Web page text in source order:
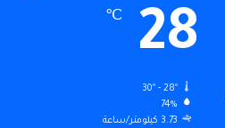
28
℃
30º - 28º
74%
3.73 كيلومتر/ساعة